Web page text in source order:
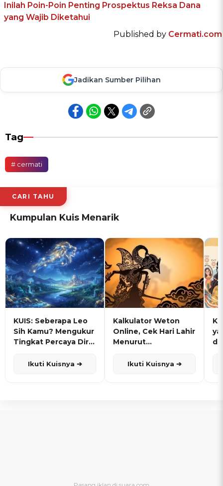
Inilah Poin-Poin Penting Prospektus Reksa Dana
yang Wajib Diketahui
Published by Cermati.com
Jadikan Sumber Pilihan
Tag
# cermati
CARI TAHU
Kumpulan Kuis Menarik
KUIS: Seberapa Leo
Sih Kamu? Mengukur
Tingkat Percaya Diri
Ikuti Kuisnya ➔
Kalkulator Weton
Online, Cek Hari Lahir
Menurut
Ikuti Kuisnya ➔